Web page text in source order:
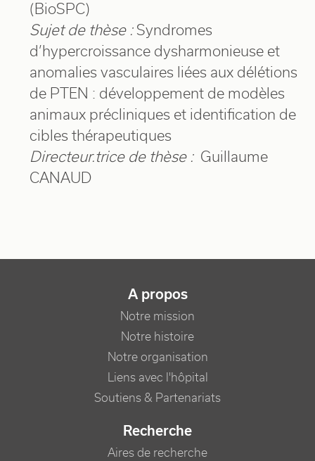
(BioSPC)
Sujet de thèse : Syndromes
d’hypercroissance dysharmonieuse et
anomalies vasculaires liées aux délétions
de PTEN : développement de modèles
animaux précliniques et identification de
cibles thérapeutiques
Directeur.trice de thèse : Guillaume
CANAUD
NAVIGATION PRINCIPALE
A propos
Notre mission
Notre histoire
Notre organisation
Liens avec l'hôpital
Soutiens & Partenariats
Recherche
Aires de recherche